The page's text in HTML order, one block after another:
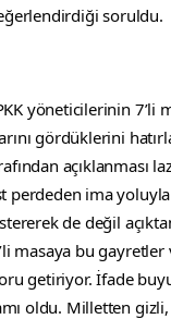
soruldu.
yöneticilerinin 7’li
gördüklerini
açıklanması
perdeden ima
de değil
masaya bu
getiriyor. İfade
oldu. Milletten gizli,